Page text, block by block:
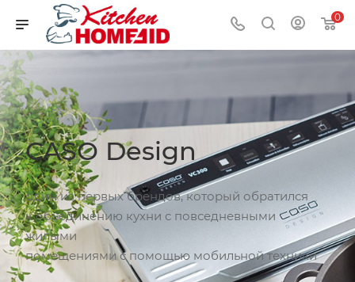
0
CASO Design
один из первых брендов, который обратился
к объединению кухни с повседневными
жилыми
помещениями с помощью мобильной техники